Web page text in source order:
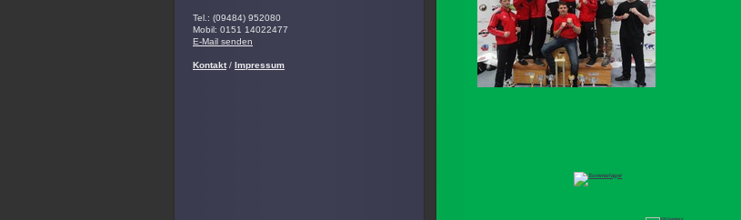
Tel.: (09484) 952080
Mobil: 0151 14022477
E-Mail senden
Kontakt/ Impressum